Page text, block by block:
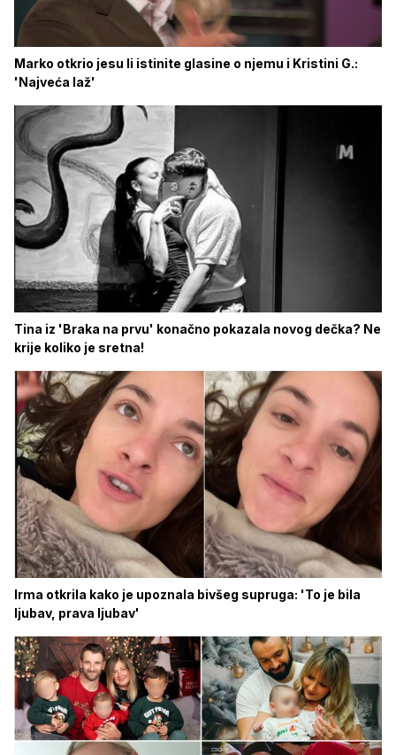
Marko otkrio jesu li istinite glasine o njemu i Kristini G.:
'Najveća laž'
Tina iz 'Braka na prvu' konačno pokazala novog dečka? Ne
krije koliko je sretna!
Irma otkrila kako je upoznala bivšeg supruga: 'To je bila
ljubav, prava ljubav'